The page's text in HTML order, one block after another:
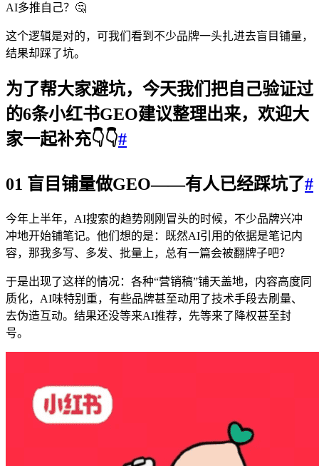
AI多推自己？🤔
这个逻辑是对的，可我们看到不少品牌一头扎进去盲目铺量，
结果却踩了坑。
为了帮大家避坑，今天我们把自己验证过
的6条小红书GEO建议整理出来，欢迎大
家一起补充👇👇#
01 盲目铺量做GEO——有人已经踩坑了#
今年上半年，AI搜索的趋势刚刚冒头的时候，不少品牌兴冲
冲地开始铺笔记。他们想的是：既然AI引用的依据是笔记内
容，那我多写、多发、批量上，总有一篇会被翻牌子吧？
于是出现了这样的情况：各种“营销稿”铺天盖地，内容高度同
质化，AI味特别重，有些品牌甚至动用了技术手段去刷量、
去伪造互动。结果还没等来AI推荐，先等来了降权甚至封
号。